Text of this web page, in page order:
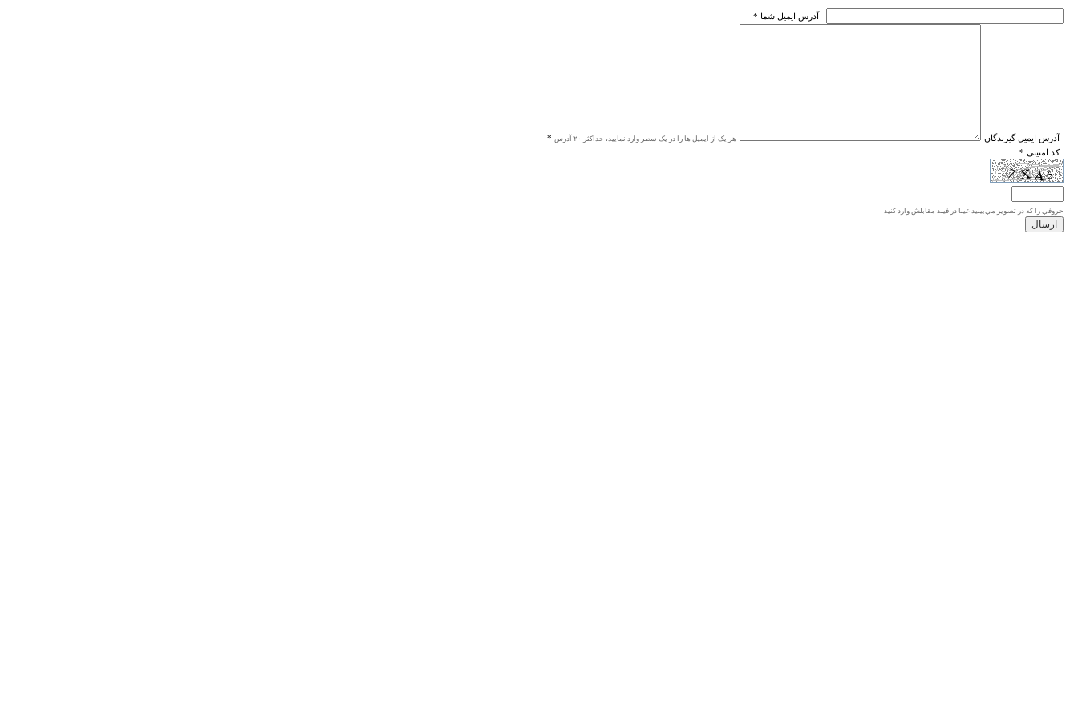
* آدرس ايميل شما
* آدرس ايميل گيرندگان هر یک از ایمیل ها را در یک سطر وارد نمایید، حداکثر ۲۰ آدرس
* کد امنیتی
حروفي را كه در تصوير مي‌بينيد عينا در فيلد مقابلش وارد كنيد